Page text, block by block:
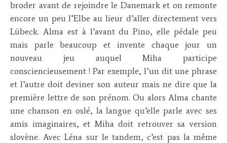
broder avant de rejoindre le Danemark et on remonte
encore un peu l’Elbe au lieur d’aller directement vers
Lübeck. Alma est à l’avant du Pino, elle pédale peu
mais parle beaucoup et invente chaque jour un
nouveau jeu auquel Miha participe
consciencieusement ! Par exemple, l’un dit une phrase
et l’autre doit deviner son auteur mais ne dire que la
première lettre de son prénom. Ou alors Alma chante
une chanson en oslé, la langue qu’elle parle avec ses
amis imaginaires, et Miha doit retrouver sa version
slovène. Avec Léna sur le tandem, c’est pas la même